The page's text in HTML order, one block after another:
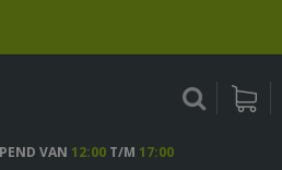
VAN 12:00T/M 17:00